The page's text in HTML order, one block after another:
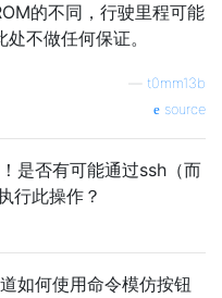
的不同，行驶里程可能
不做任何保证。
t0mm13b
source
是否有可能通过ssh（而
行此操作？
如何使用命令模仿按钮